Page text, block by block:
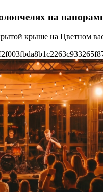
на
крыше на Цветном